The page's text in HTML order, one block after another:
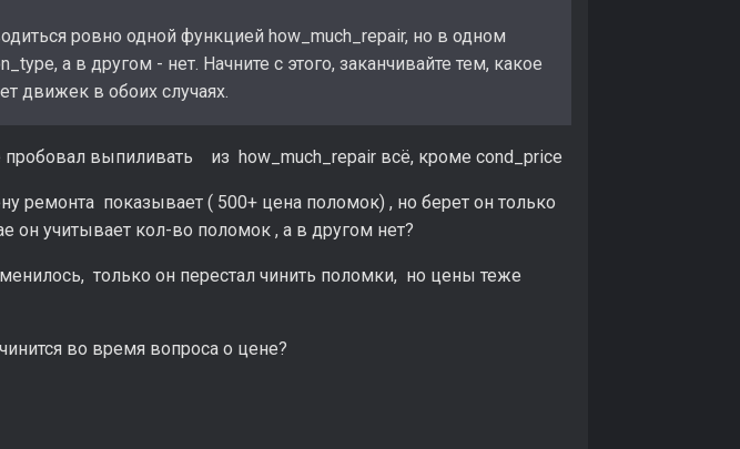
ровно одной функцией how_much_repair, но в одном
а в другом - нет. Начните с этого, заканчивайте тем, какое
движек в обоих случаях.
выпиливать из how_much_repair всё, кроме cond_price
ремонта показывает ( 500+ цена поломок) , но берет он только
он учитывает кол-во поломок , а в другом нет?
только он перестал чинить поломки, но цены теже
во время вопроса о цене?